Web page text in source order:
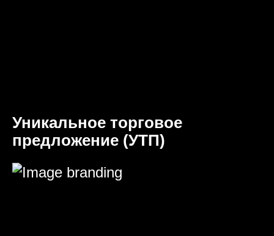
Уникальное торговое
предложение (УТП)